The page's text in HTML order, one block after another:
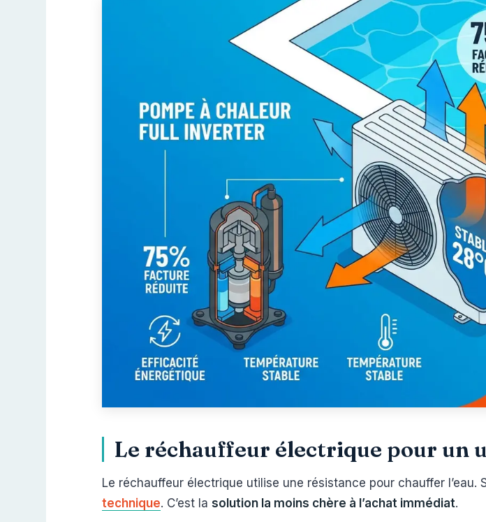
Le réchauffeur électrique pour un
Le réchauffeur électrique utilise une résistance pour chauffer
technique. C’est la solution la moins chère à l’achat immédiat.